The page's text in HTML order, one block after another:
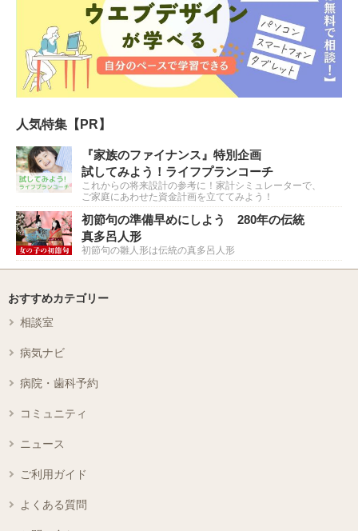
人気特集【PR】
『家族のファイナンス』特別企画
試してみよう！ライフプランコーチ
これからの将来設計の参考に！家計シミュレーターで、
ご家庭にあわせた資金計画を立ててみよう！
初節句の準備早めにしよう 280年の伝統
真多呂人形
初節句の雛人形は伝統の真多呂人形
おすすめカテゴリー
相談室
病気ナビ
病院・歯科予約
コミュニティ
ニュース
ご利用ガイド
よくある質問